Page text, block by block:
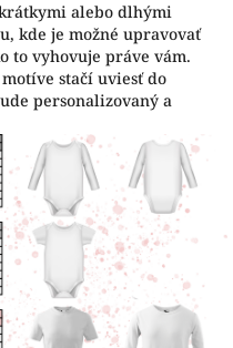
alebo dlhými
kde je možné upravovať
to vyhovuje práve vám.
stačí uviesť do
personalizovaný a